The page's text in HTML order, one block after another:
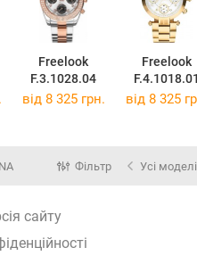
Freelook
F.3.1028.04
Freelook
від 8 325 грн. від 8 325
Фільтр Усі моделі
сайту